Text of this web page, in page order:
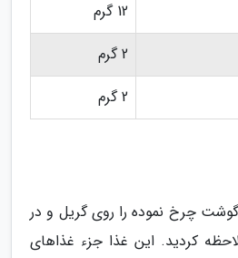
12 گرم
2 گرم
2 گرم
چرخ نموده را روی گریل و در
کردید. این غذا جزء غذاهای